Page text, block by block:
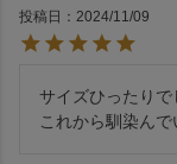
投稿日
2024/11/09
サイズひったりで
これから馴染んで